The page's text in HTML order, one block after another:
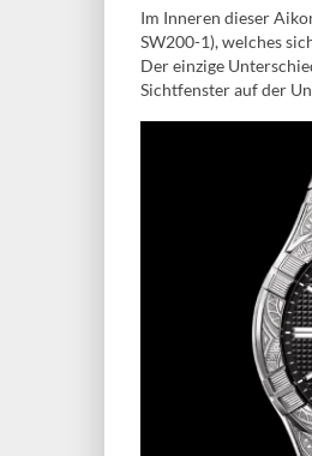
Im Inneren dieser
SW200-1), welches
Der einzige
Sichtfenster auf der